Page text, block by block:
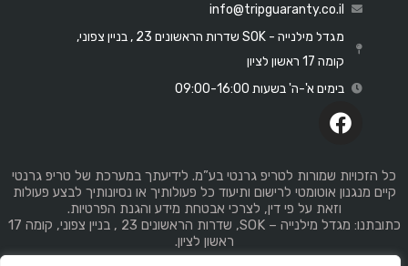
info@tripguaranty.co.il
מגדל מילנייה - SOK שדרות הראשונים 23 , בניין צפוני,
קומה 17 ראשון לציון
בימים א'-ה' בשעות 09:00-16:00
כל הזכויות שמורות לטריפ גרנטי בע”מ. לידיעתך במערכת של טריפ גרנטי
קיים מנגנון אוטומטי לרישום ותיעוד כל פעולותיך או נסיונותיך לבצע פעולות
וזאת על פי דין, לצרכי אבטחת מידע והגנת הפרטיות.
כתובתנו: מגדל מילנייה – SOK, שדרות הראשונים 23 , בניין צפוני, קומה 17
ראשון לציון.